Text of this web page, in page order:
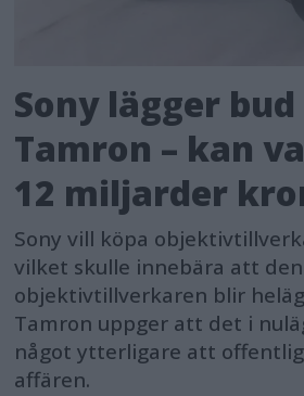
Sony lägger bud
Tamron – kan
12 miljarder
Sony vill köpa
vilket skulle innebära att
objektivtillverkaren blir
Tamron uppger att det i
något ytterligare att
affären.